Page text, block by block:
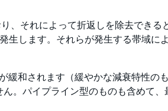
それによって折返しを除去できる
します。それらが発生する帯域に
和されます（緩やかな減衰特性の
。パイプライン型のものも含めて